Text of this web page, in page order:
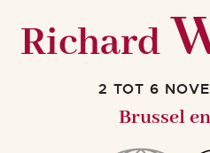
Richard
2 TOT 6
Brussel